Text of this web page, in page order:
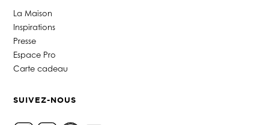
La Maison
Inspirations
Presse
Espace Pro
Carte cadeau
SUIVEZ-NOUS